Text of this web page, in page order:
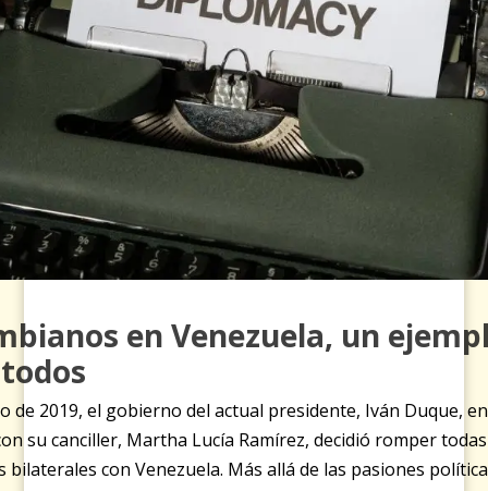
en Venezuela, un
de 2019, el gobierno del actual presidente, Iván Duque,
su canciller, Martha Lucía Ramírez, decidió romper
bilaterales con Venezuela. Más allá de las pasiones